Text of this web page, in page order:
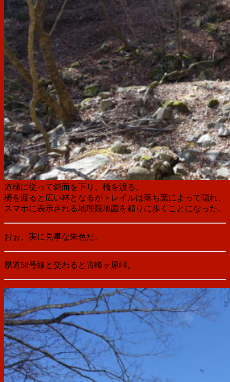
道標に従って斜面を下り、橋を渡る。
橋を渡ると広い林となるがトレイルは落ち葉によって隠れ、
スマホに表示される地理院地図を頼りに歩くことになった。
おぉ、実に見事な朱色だ。
県道58号線と交わると古峰ヶ原峠。